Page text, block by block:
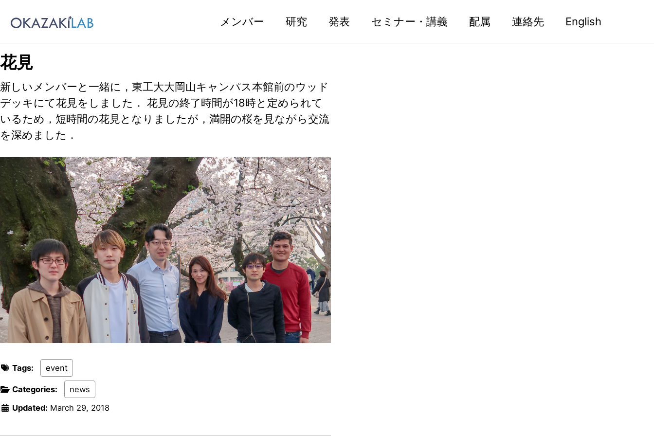
メンバー
研究 発表 セミナー・講義 配属 連絡先 English
花見
新しいメンバーと一緒に，東工大大岡山キャンパス本館前のウッド
デッキにて花見をしました． 花見の終了時間が18時と定められて
いるため，短時間の花見となりましたが，満開の桜を見ながら交流
を深めました．
Tags: event
Categories:
news
Updated: March 29, 2018